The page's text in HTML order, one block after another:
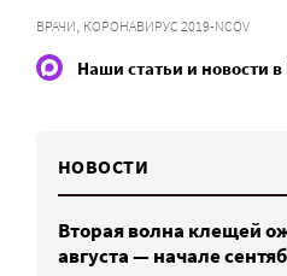
ВРАЧИ, КОРОНАВИРУС 2019-NCOV
Наши статьи и новости
НОВОСТИ
Вторая волна клещей
августа — начале